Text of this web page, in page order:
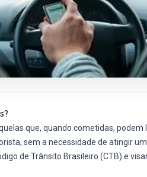
que, quando cometidas,
sem a necessidade de atingir
de Trânsito Brasileiro (CTB) e